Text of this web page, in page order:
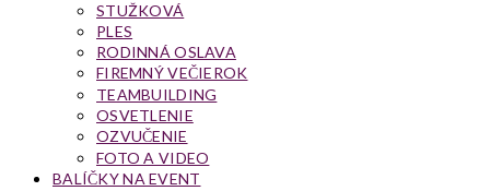
STUŽKOVÁ
PLES
RODINNÁ OSLAVA
FIREMNÝ VEČIEROK
TEAMBUILDING
OSVETLENIE
OZVUČENIE
FOTO A VIDEO
BALÍČKY NA EVENT